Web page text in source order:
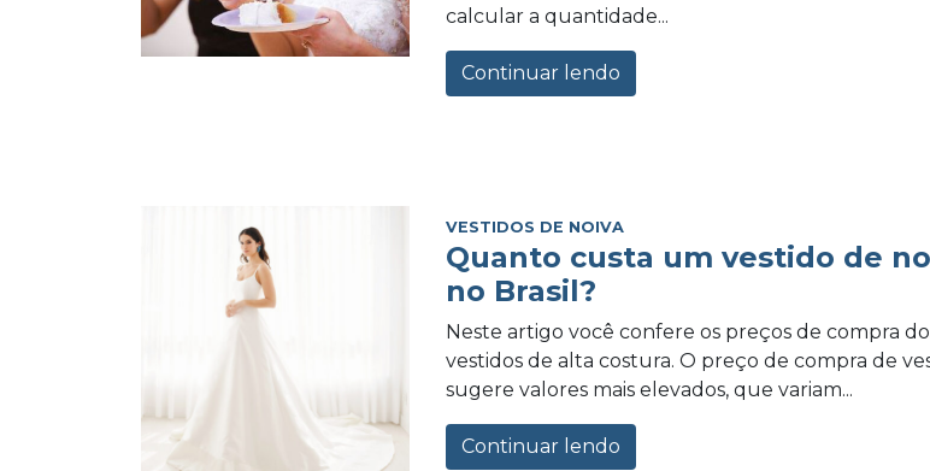
calcular a quantidade...
Continuar lendo
VESTIDOS DE NOIVA
Quanto custa um vestido de
no Brasil?
Neste artigo você confere os preços de compra
vestidos de alta costura. O preço de compra de
sugere valores mais elevados, que variam...
Continuar lendo